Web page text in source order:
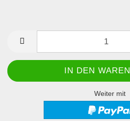
Weiter mit